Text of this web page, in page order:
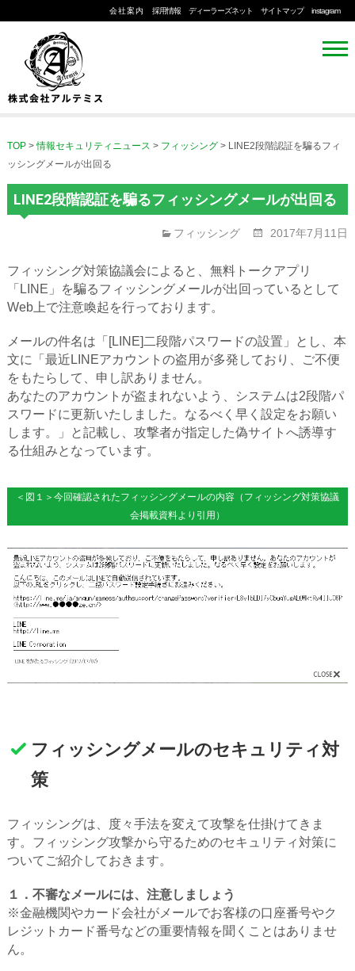
会社案内 採用情報 ディーラーズネット サイトマップ instagram
TOP>情報セキュリティニュース > フィッシング> LINE2段階認証を騙るフィ
ッシングメールが出回る
LINE2段階認証を騙るフィッシングメールが出回る
2017年7月11日
フィッシング
フィッシング対策協議会によると、無料トークアプリ
「LINE」を騙るフィッシングメールが出回っているとして
Web上で注意喚起を行っております。
メールの件名は「[LINE]二段階パスワードの設置」とし、本
文に「最近LINEアカウントの盗用が多発しており、ご不便
をもたらして、申し訳ありません。
あなたのアカウントが盗まれないよう、システムは2段階パ
スワードに更新いたしました。なるべく早く設定をお願い
します。」と記載し、攻撃者が指定した偽サイトへ誘導す
る仕組みとなっています。
＜図１＞今回確認されたフィッシングメールの内容（フィッシング対策協議
会掲載資料より引用）
フィッシングメールのセキュリティ対
策
フィッシングは、度々手法を変えて攻撃を仕掛けてきま
す。フィッシング攻撃から守るためのセキュリティ対策に
ついてご紹介しておきます。
１．不審なメールには、注意しましょう
※金融機関やカード会社がメールでお客様の口座番号やク
レジットカード番号などの重要情報を聞くことはありませ
ん。